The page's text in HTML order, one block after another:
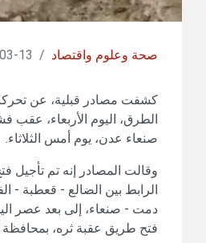
صحة وعلوم واقتصاد /
13-03-2024
كشفت مصادر قبلية، عن
الطرق، اليوم الأربعاء،
صنعاء عدن، يوم أمس الثلاثاء.
وقالت المصادر إنه تم تأجيل
الرابط بين الضالع - قعطبة -
دمت - صنعاء، إلى بعد عصر
فتح طريق عقبة ثره، بمحافظة